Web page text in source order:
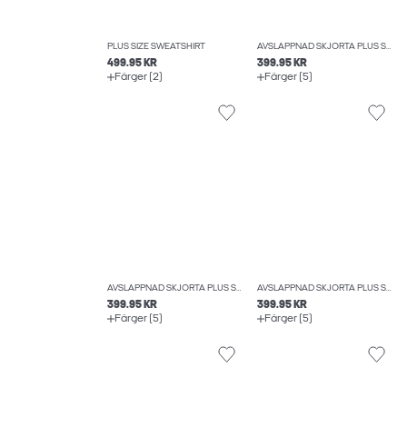
PLUS SIZE SWEATSHIRT
499.95 KR
Färger (2)
AVSLAPPNAD SKJORTA PLUS SIZE
399.95 KR
Färger (5)
AVSLAPPNAD SKJORTA PLUS SIZE
399.95 KR
Färger (5)
AVSLAPPNAD SKJORTA PLUS SIZE
399.95 KR
Färger (5)